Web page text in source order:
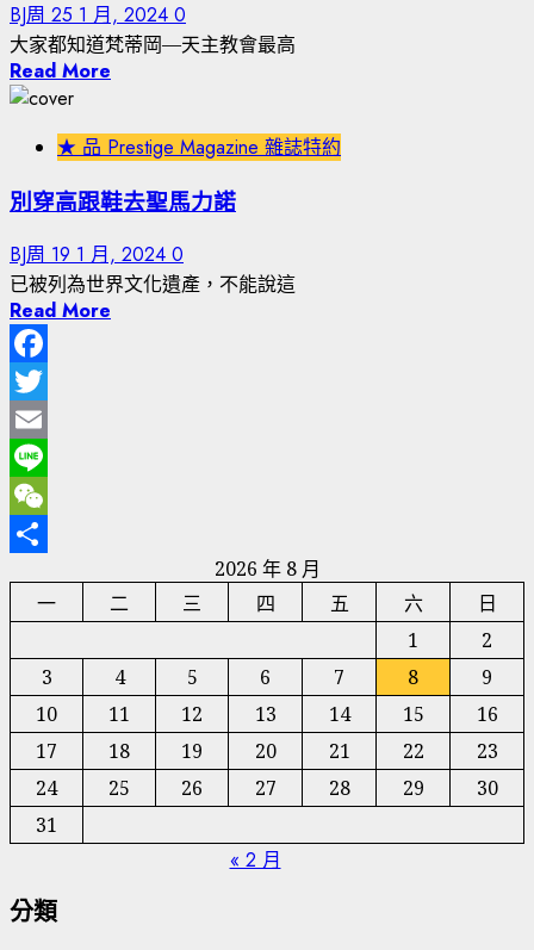
BJ周 25 1 月, 2024 0
大家都知道梵蒂岡—天主教會最高
Read More
★ 品 Prestige Magazine 雜誌特約
別穿高跟鞋去聖馬力諾
BJ周 19 1 月, 2024 0
已被列為世界文化遺產，不能說這
Read More
Facebook
Twitter
Email
Line
WeChat
2026 年 8 月
一
二 三 四 五 六
日
1
2
3
4 5 6 7 8
9
10
11 12 13 14 15
16
17
18 19 20 21 22
23
24
25 26 27 28 29
30
31
« 2 月
分類